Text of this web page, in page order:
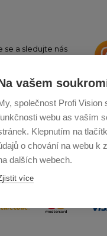
vašem
společnost Profi Vision
webu as vaším
Klepnutím na
o chování na webu k
dalších webech.
více
se a sledujte nás